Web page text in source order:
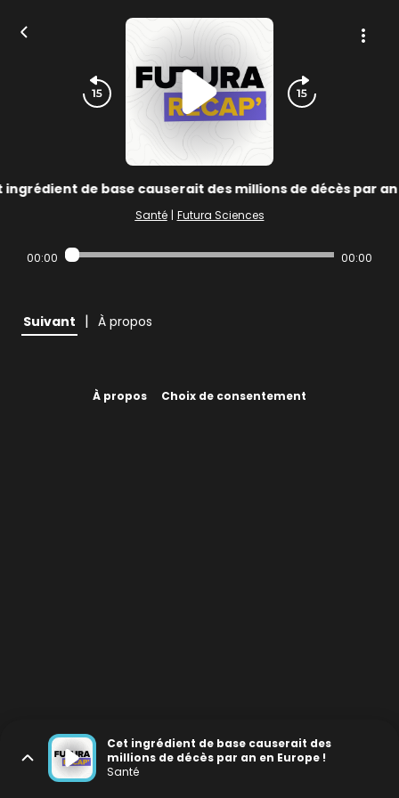
ingrédient de base causerait des millions de décès par an
Santé | Futura Sciences
00:00 00:00
Suivant | À propos
À propos Choix de consentement
Cet ingrédient de base causerait des
millions de décès par an en Europe !
Santé